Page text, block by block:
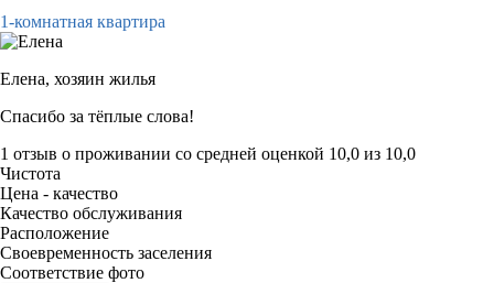
1-комнатная квартира
Елена, хозяин жилья
Спасибо за тёплые слова!
1 отзыв о проживании со средней оценкой 10,0 из 10,0
Чистота
Цена - качество
Качество обслуживания
Расположение
Своевременность заселения
Соответствие фото